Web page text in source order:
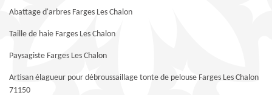
Abattage d'arbres Farges Les Chalon
Taille de haie Farges Les Chalon
Paysagiste Farges Les Chalon
Artisan élagueur pour débroussaillage tonte de pelouse Farges Les Chalon
71150